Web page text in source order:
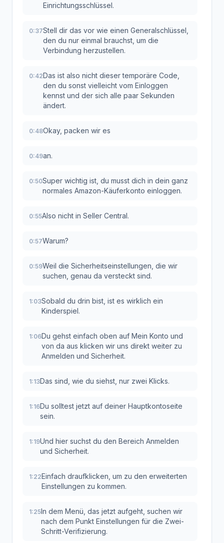
Einrichtungsschlüssel.
0:37Stell dir das vor wie einen Generalschlüssel,
den du nur einmal brauchst, um die
Verbindung herzustellen.
0:42Das ist also nicht dieser temporäre Code,
den du sonst vielleicht vom Einloggen
kennst und der sich alle paar Sekunden
ändert.
0:48Okay, packen wir es
0:49an.
0:50Super wichtig ist, du musst dich in dein ganz
normales Amazon-Käuferkonto einloggen.
0:55Also nicht in Seller Central.
0:57Warum?
0:59Weil die Sicherheitseinstellungen, die wir
suchen, genau da versteckt sind.
1:03Sobald du drin bist, ist es wirklich ein
Kinderspiel.
1:06Du gehst einfach oben auf Mein Konto und
von da aus klicken wir uns direkt weiter zu
Anmelden und Sicherheit.
1:13Das sind, wie du siehst, nur zwei Klicks.
1:16Du solltest jetzt auf deiner Hauptkontoseite
sein.
1:19Und hier suchst du den Bereich Anmelden
und Sicherheit.
1:22Einfach draufklicken, um zu den erweiterten
Einstellungen zu kommen.
1:25In dem Menü, das jetzt aufgeht, suchen wir
nach dem Punkt Einstellungen für die Zwei-
Schritt-Verifizierung.